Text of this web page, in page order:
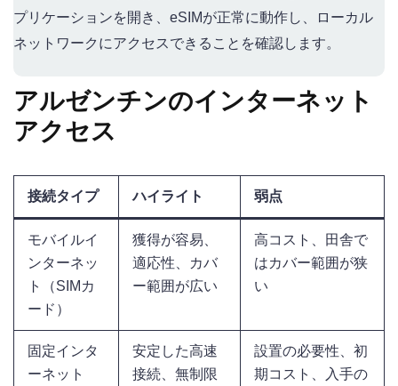
プリケーションを開き、eSIMが正常に動作し、ローカル
ネットワークにアクセスできることを確認します。
アルゼンチンのインターネット
アクセス
接続タイプ ハイライト 弱点
モバイルイ
ンターネッ
ト（SIMカ
ード）
獲得が容易、
適応性、カバ
ー範囲が広い
高コスト、田舎で
はカバー範囲が狭
い
固定インタ
ーネット
安定した高速
接続、無制限
設置の必要性、初
期コスト、入手の